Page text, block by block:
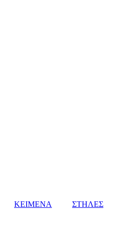
ΚΕΙΜΕΝΑ ΣΤΗΛΕΣ